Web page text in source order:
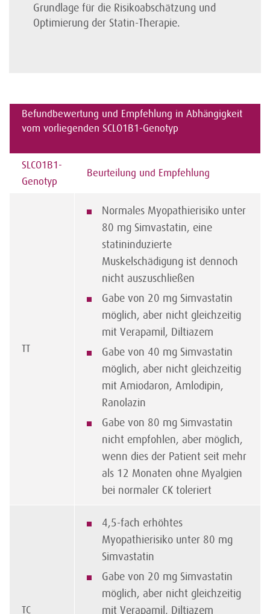
Grundlage für die Risikoabschätzung und
Optimierung der Statin-Therapie.
Befundbewertung und Empfehlung in Abhängigkeit
vom vorliegenden SCLO1B1-Genotyp
SLCO1B1-
Genotyp
Beurteilung und Empfehlung
TT
Normales Myopathierisiko unter
80 mg Simvastatin, eine
statininduzierte
Muskelschädigung ist dennoch
nicht auszuschließen
Gabe von 20 mg Simvastatin
möglich, aber nicht gleichzeitig
mit Verapamil, Diltiazem
Gabe von 40 mg Simvastatin
möglich, aber nicht gleichzeitig
mit Amiodaron, Amlodipin,
Ranolazin
Gabe von 80 mg Simvastatin
nicht empfohlen, aber möglich,
wenn dies der Patient seit mehr
als 12 Monaten ohne Myalgien
bei normaler CK toleriert
TC
4,5-fach erhöhtes
Myopathierisiko unter 80 mg
Simvastatin
Gabe von 20 mg Simvastatin
möglich, aber nicht gleichzeitig
mit Verapamil, Diltiazem